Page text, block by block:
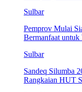
Sulbar
Pemprov Mulai
Bermanfaat untuk
Sulbar
Sandeq Silumba
Rangkaian HUT